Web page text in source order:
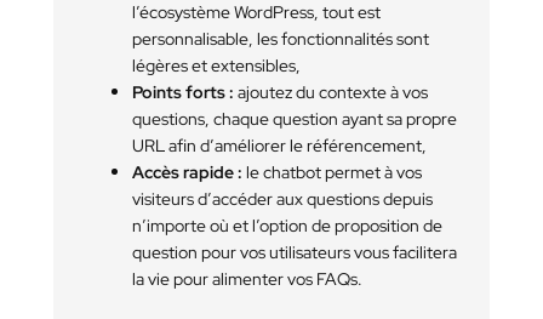
l’écosystème WordPress, tout est
personnalisable, les fonctionnalités sont
légères et extensibles,
Points forts : ajoutez du contexte à vos
questions, chaque question ayant sa propre
URL afin d’améliorer le référencement,
Accès rapide : le chatbot permet à vos
visiteurs d’accéder aux questions depuis
n’importe où et l’option de proposition de
question pour vos utilisateurs vous facilitera
la vie pour alimenter vos FAQs.